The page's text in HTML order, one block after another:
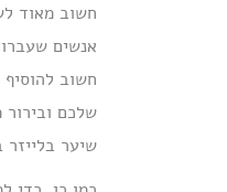
חשוב מאוד
אנשים
חשוב
שלכם
שיער בלייזר